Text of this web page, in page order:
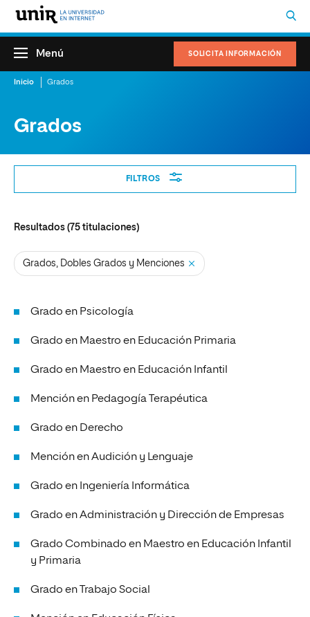
SOLICITA INFORMACIÓN
Menú
Inicio Grados
Grados
FILTROS
Resultados (75 titulaciones)
Grados, Dobles Grados y Menciones
Grado en Psicología
Grado en Maestro en Educación Primaria
Grado en Maestro en Educación Infantil
Mención en Pedagogía Terapéutica
Grado en Derecho
Mención en Audición y Lenguaje
Grado en Ingeniería Informática
Grado en Administración y Dirección de Empresas
Grado Combinado en Maestro en Educación Infantil
y Primaria
Grado en Trabajo Social